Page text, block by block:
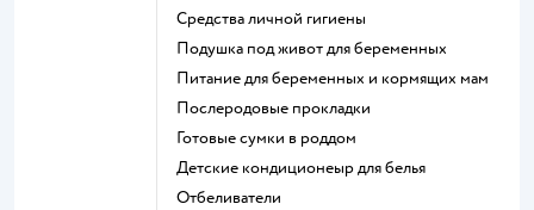
средства личной гигиены
подушка под живот для беременных
питание для беременных и кормящих мам
послеродовые прокладки
готовые сумки в роддом
детские кондиционеыр для белья
отбеливатели